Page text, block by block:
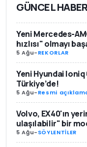
GÜNCEL
Yeni Mercedes-
hızlısı" olmayı
5 Ağu-REKORLAR
Yeni Hyundai
Türkiye’de!
5 Ağu-Resmi
Volvo, EX40'ın
ulaşılabilir" bir
5 Ağu-SÖYLENTİLER